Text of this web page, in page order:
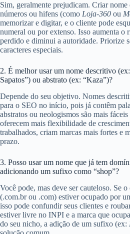
Sim, geralmente prejudicam. Criar
números ou hifens (como Loja-360 ou
memorizar e digitar, e o cliente pode
numeral ou por extenso. Isso aumenta o
perdido e diminui a autoridade. Priorize
caracteres especiais.
2. É melhor usar um nome descritivo
Sapatos”) ou abstrato (ex: “Kaza”)?
Depende do seu objetivo. Nomes
para o SEO no início, pois já contêm
abstratos ou neologismos são mais
oferecem mais flexibilidade de
trabalhados, criam marcas mais fortes e
prazo.
3. Posso usar um nome que já tem
adicionando um sufixo como “shop”?
Você pode, mas deve ser cauteloso. Se
(.com.br ou .com) estiver ocupado por
isso pode confundir seus clientes e
estiver livre no INPI e a marca que
do seu nicho, a adição de um sufixo (ex: